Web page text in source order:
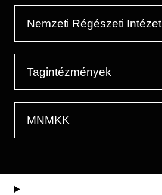
Nemzeti Régészeti Intézet
Tagintézmények
MNMKK